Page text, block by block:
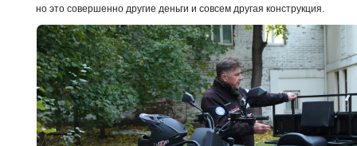
но это совершенно другие деньги и совсем другая конструкция.